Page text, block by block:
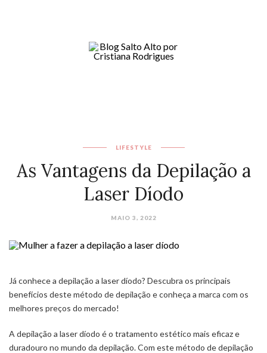
LIFESTYLE
As Vantagens da Depilação a
Laser Díodo
MAIO 3, 2022
Já conhece a depilação a laser díodo? Descubra os principais
benefícios deste método de depilação e conheça a marca com os
melhores preços do mercado!
A depilação a laser díodo é o tratamento estético mais eficaz e
duradouro no mundo da depilação. Com este método de depilação